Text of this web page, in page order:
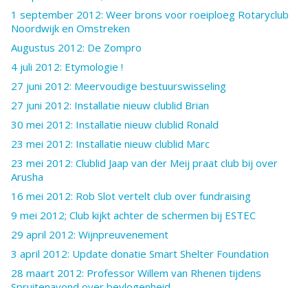
1 september 2012: Weer brons voor roeiploeg Rotaryclub
Noordwijk en Omstreken
Augustus 2012: De Zompro
4 juli 2012: Etymologie !
27 juni 2012: Meervoudige bestuurswisseling
27 juni 2012: Installatie nieuw clublid Brian
30 mei 2012: Installatie nieuw clublid Ronald
23 mei 2012: Installatie nieuw clublid Marc
23 mei 2012: Clublid Jaap van der Meij praat club bij over
Arusha
16 mei 2012: Rob Slot vertelt club over fundraising
9 mei 2012; Club kijkt achter de schermen bij ESTEC
29 april 2012: Wijnpreuvenement
3 april 2012: Update donatie Smart Shelter Foundation
28 maart 2012: Professor Willem van Rhenen tijdens